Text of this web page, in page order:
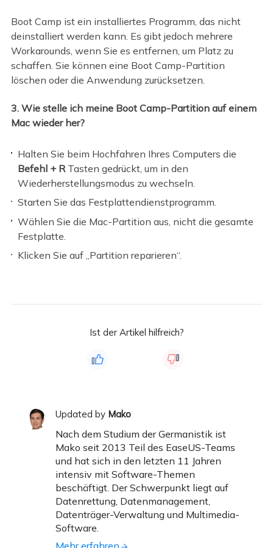
Boot Camp ist ein installiertes Programm, das nicht
deinstalliert werden kann. Es gibt jedoch mehrere
Workarounds, wenn Sie es entfernen, um Platz zu
schaffen. Sie können eine Boot Camp-Partition
löschen oder die Anwendung zurücksetzen.
3. Wie stelle ich meine Boot Camp-Partition auf einem
Mac wieder her?
Halten Sie beim Hochfahren Ihres Computers die
Befehl + R Tasten gedrückt, um in den
Wiederherstellungsmodus zu wechseln.
Starten Sie das Festplattendienstprogramm.
Wählen Sie die Mac-Partition aus, nicht die gesamte
Festplatte.
Klicken Sie auf „Partition reparieren“.
Ist der Artikel hilfreich?
Updated by Mako
Nach dem Studium der Germanistik ist
Mako seit 2013 Teil des EaseUS-Teams
und hat sich in den letzten 11 Jahren
intensiv mit Software-Themen
beschäftigt. Der Schwerpunkt liegt auf
Datenrettung, Datenmanagement,
Datenträger-Verwaltung und Multimedia-
Software.
Mehr erfahren